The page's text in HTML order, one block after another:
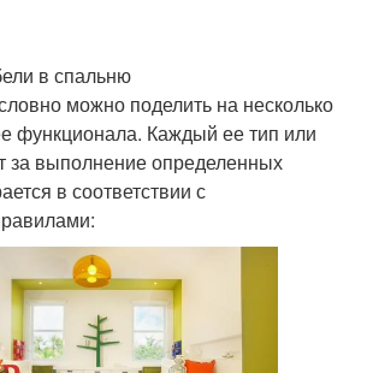
в спальню
можно поделить на несколько
функционала. Каждый ее тип или
за выполнение определенных
в соответствии с